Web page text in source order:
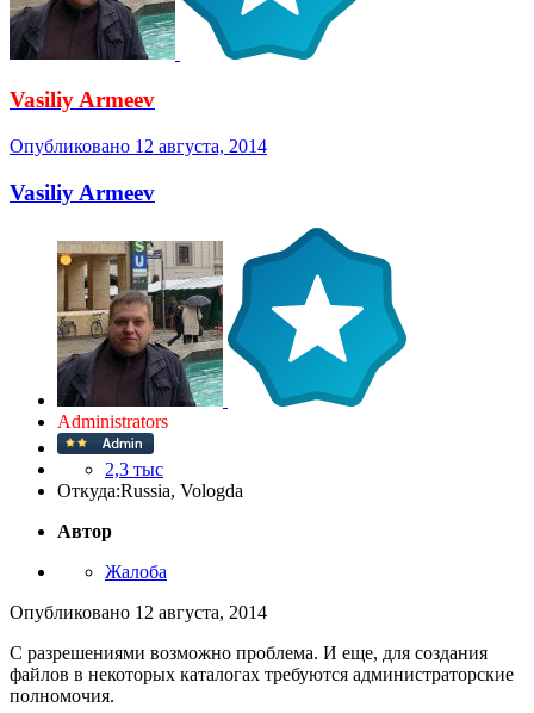
Vasiliy Armeev
Опубликовано 12 августа, 2014
Vasiliy Armeev
Administrators
2,3 тыс
Откуда:Russia, Vologda
Автор
Жалоба
Опубликовано 12 августа, 2014
С разрешениями возможно проблема. И еще, для создания
файлов в некоторых каталогах требуются администраторские
полномочия.